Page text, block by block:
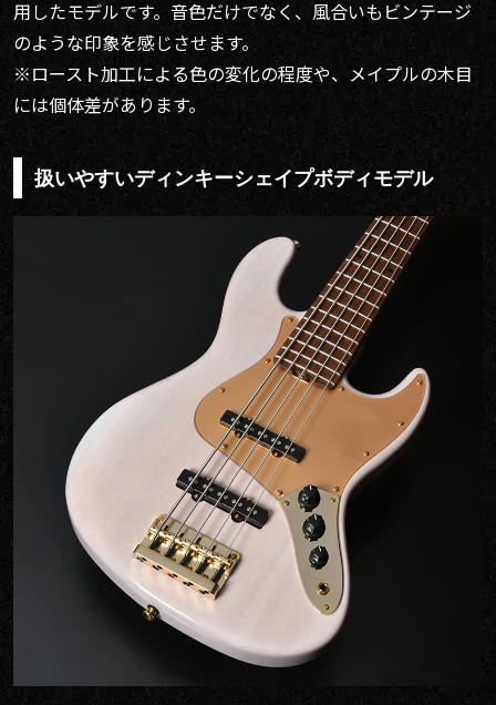
用したモデルです。音色だけでなく、風合いもビンテージ
のような印象を感じさせます。
※ロースト加工による色の変化の程度や、メイプルの木目
には個体差があります。
扱いやすいディンキーシェイプボディモデル